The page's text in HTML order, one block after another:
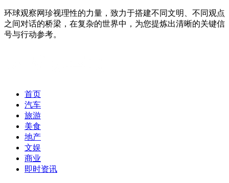
环球观察网珍视理性的力量，致力于搭建不同文明、不同观点
之间对话的桥梁，在复杂的世界中，为您提炼出清晰的关键信
号与行动参考。
首页
汽车
旅游
美食
地产
文娱
商业
即时资讯